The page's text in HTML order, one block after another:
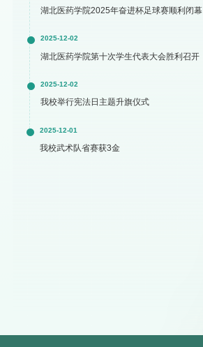
湖北医药学院2025年奋进杯足球赛顺利闭幕
2025-12-02
湖北医药学院第十次学生代表大会胜利召开
2025-12-02
我校举行宪法日主题升旗仪式
2025-12-01
我校武术队省赛获3金